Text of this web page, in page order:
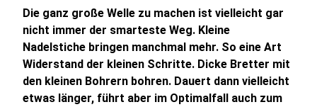
Die ganz große Welle zu machen ist vielleicht gar
nicht immer der smarteste Weg. Kleine
Nadelstiche bringen manchmal mehr. So eine Art
Widerstand der kleinen Schritte. Dicke Bretter mit
den kleinen Bohrern bohren. Dauert dann vielleicht
etwas länger, führt aber im Optimalfall auch zum